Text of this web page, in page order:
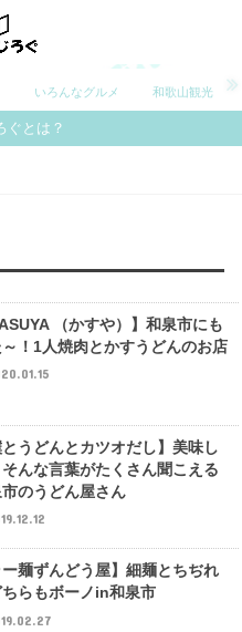
いろんなグルメ 和歌山観光
ぐとは？
（かすや）】和泉市にも
！1人焼肉とかすうどんのお店
とうどんとカツオだし】美味し
そんな言葉がたくさん聞こえる
のうどん屋さん
ー麺ずんどう屋】細麺とちぢれ
らもボーノin和泉市